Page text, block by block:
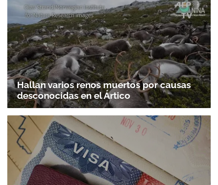
Hallan varios renos muertos por causas
desconocidas en el Ártico